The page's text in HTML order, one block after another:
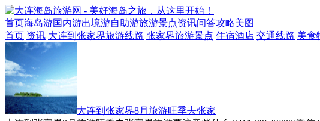
首页海岛游国内游出境游自助游旅游景点资讯问答攻略美图
首页 资讯 大连到张家界旅游线路 张家界旅游景点 住宿酒店 交通线路 美食
大连到张家界8月旅游旺季去张家